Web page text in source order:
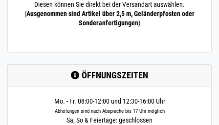
Diesen können Sie direkt bei der Versandart auswählen.
(Ausgenommen sind Artikel über 2,5 m, Geländerpfosten oder
Sonderanfertigungen)
ÖFFNUNGSZEITEN
Mo. - Fr. 08:00-12:00 und 12:30-16:00 Uhr
Abholungen sind nach Absprache bis 17 Uhr möglich
Sa, So & Feiertage: geschlossen